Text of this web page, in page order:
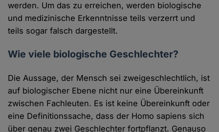
werden. Um das zu erreichen, werden biologische
und medizinische Erkenntnisse teils verzerrt und
teils sogar falsch dargestellt.
Wie viele biologische Geschlechter?
Die Aussage, der Mensch sei zweigeschlechtlich, ist
auf biologischer Ebene nicht nur eine Übereinkunft
zwischen Fachleuten. Es ist keine Übereinkunft oder
eine Definitionssache, dass der Homo sapiens sich
über genau zwei Geschlechter fortpflanzt. Genauso